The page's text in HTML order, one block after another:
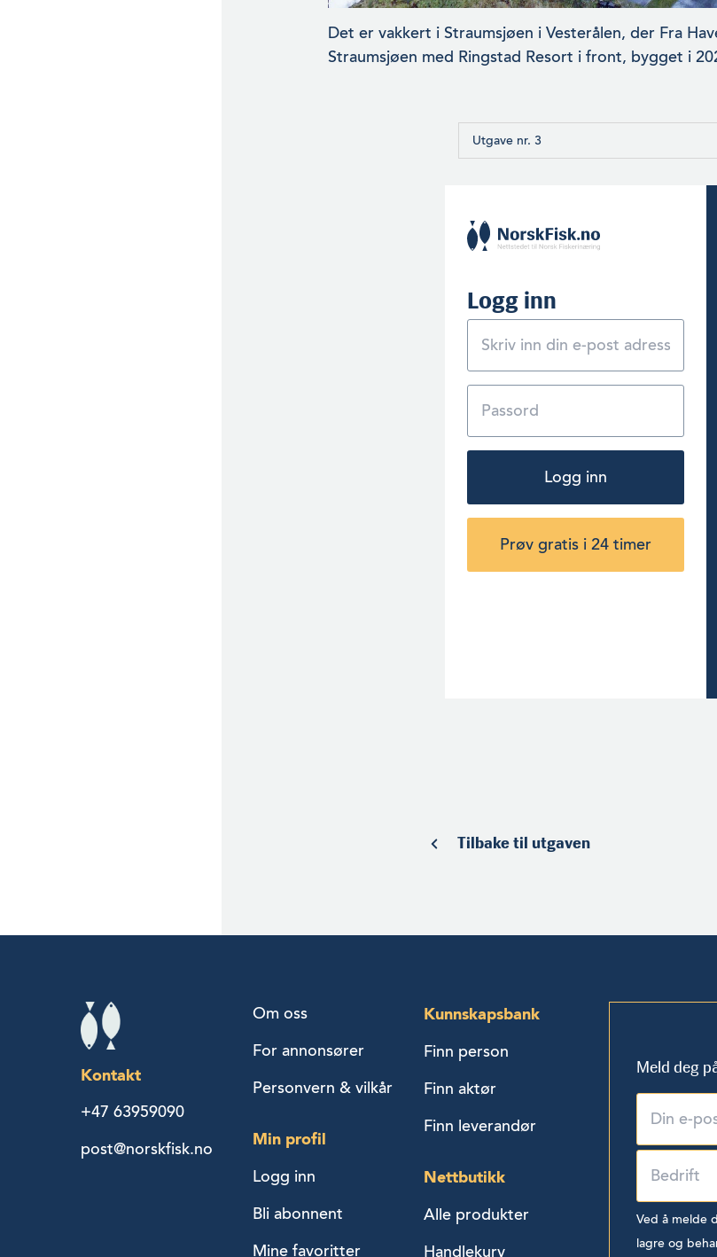
Det er vakkert i Straumsjøen i Vesterålen, der Fra
Straumsjøen med Ringstad Resort i front, bygget i
Utgave nr. 3
Logg inn
Logg inn
Prøv gratis i 24 timer
Tilbake til utgaven
Kontakt
+47 63959090
post@norskfisk.no
Om oss
For annonsører
Personvern & vilkår
Min profil
Logg inn
Bli abonnent
Mine favoritter
Kunnskapsbank
Finn person
Finn aktør
Finn leverandør
Nettbutikk
Alle produkter
Handlekurv
Meld deg
Ved å melde
lagre og